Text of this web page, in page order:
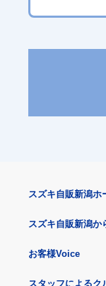
スズキ自販新潟ホ
スズキ自販新潟か
お客様Voice
スタッフによるク